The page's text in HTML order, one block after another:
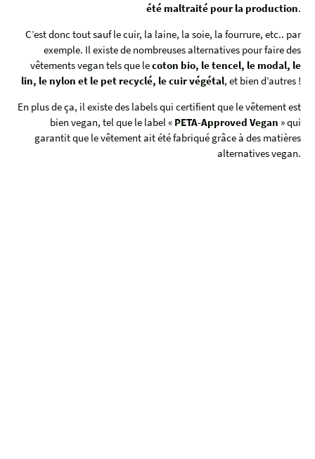
été maltraité pour la production.
C’est donc tout sauf le cuir, la laine, la soie, la fourrure, etc.. par
exemple. Il existe de nombreuses alternatives pour faire des
vêtements vegan tels que lecoton bio, le tencel, le modal, le
lin, le nylon et le pet recyclé, le cuir végétal, et bien d’autres !
En plus de ça, il existe des labels qui certifient que le vêtement est
bien vegan, tel que le label « PETA-Approved Vegan » qui
garantit que le vêtement ait été fabriqué grâce à des matières
alternatives vegan.